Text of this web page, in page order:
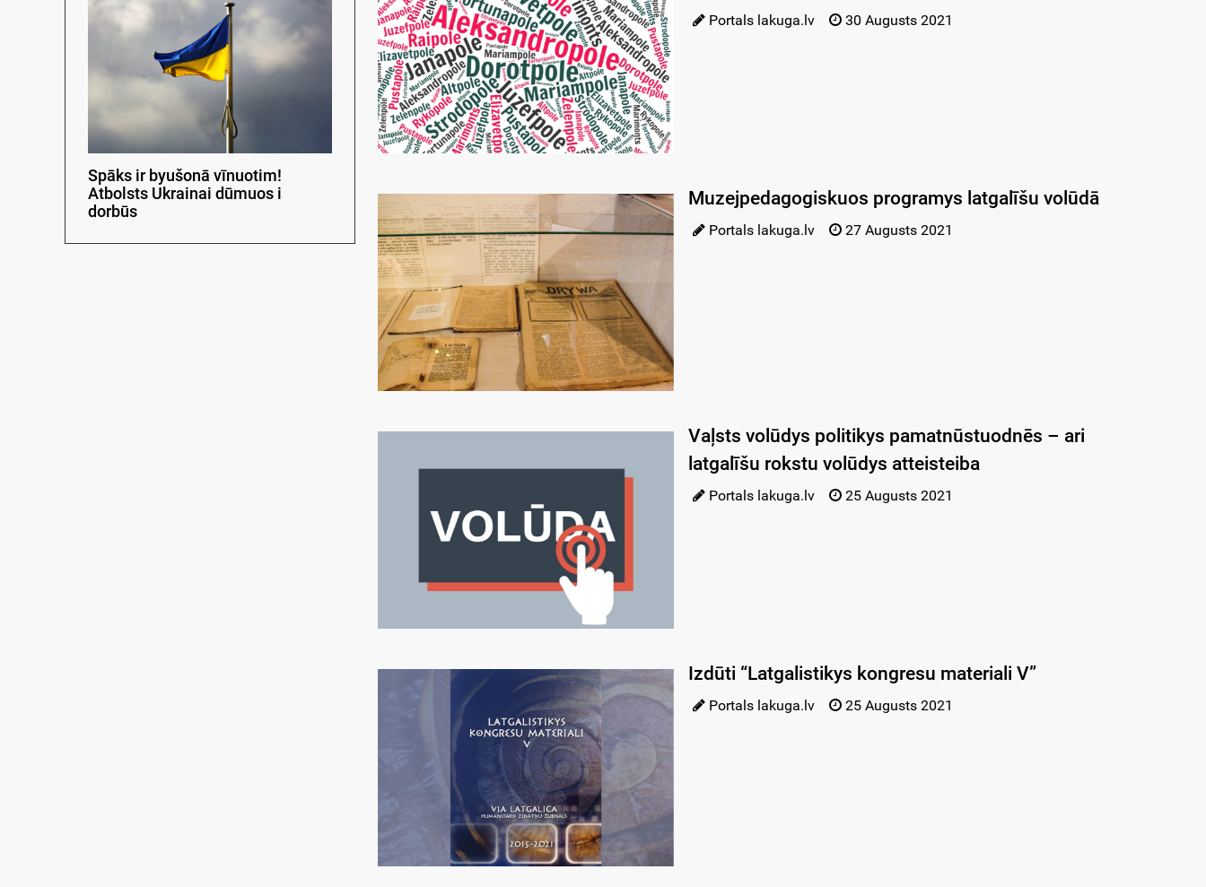
Spāks ir byušonā vīnuotim!
Atbolsts Ukrainai dūmuos i
dorbūs
Portals lakuga.lv 30 Augusts 2021
Muzejpedagogiskuos programys latgalīšu volūdā
Portals lakuga.lv 27 Augusts 2021
Vaļsts volūdys politikys pamatnūstuodnēs – ari
latgalīšu rokstu volūdys atteisteiba
Portals lakuga.lv 25 Augusts 2021
Izdūti “Latgalistikys kongresu materiali V”
Portals lakuga.lv 25 Augusts 2021